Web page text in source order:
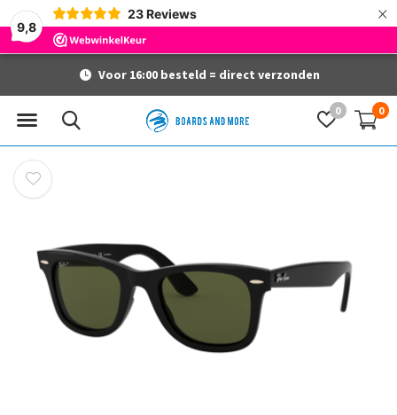
9,8
23 Reviews ×
0 0
Voor 16:00 besteld = direct verzonden